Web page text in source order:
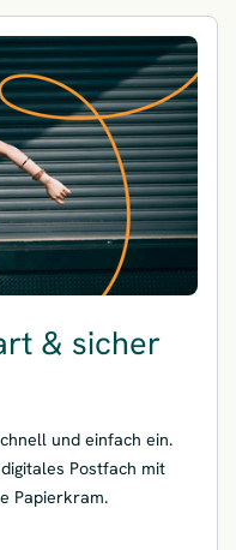
& sicher
und einfach ein.
Postfach mit
Papierkram.